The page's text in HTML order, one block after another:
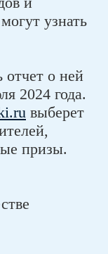
узнать
отчет о ней
2024 года.
выберет
призы.